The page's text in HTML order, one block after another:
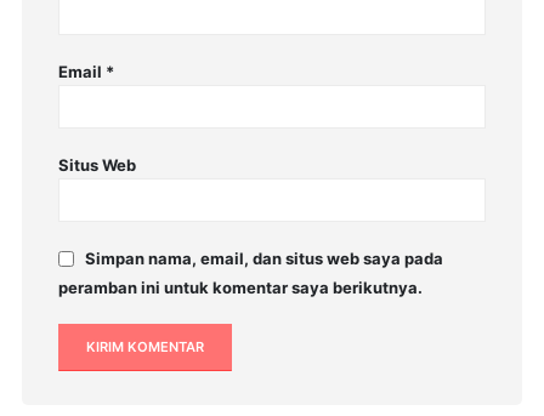
Email *
Situs Web
Simpan nama, email, dan situs web saya pada
peramban ini untuk komentar saya berikutnya.